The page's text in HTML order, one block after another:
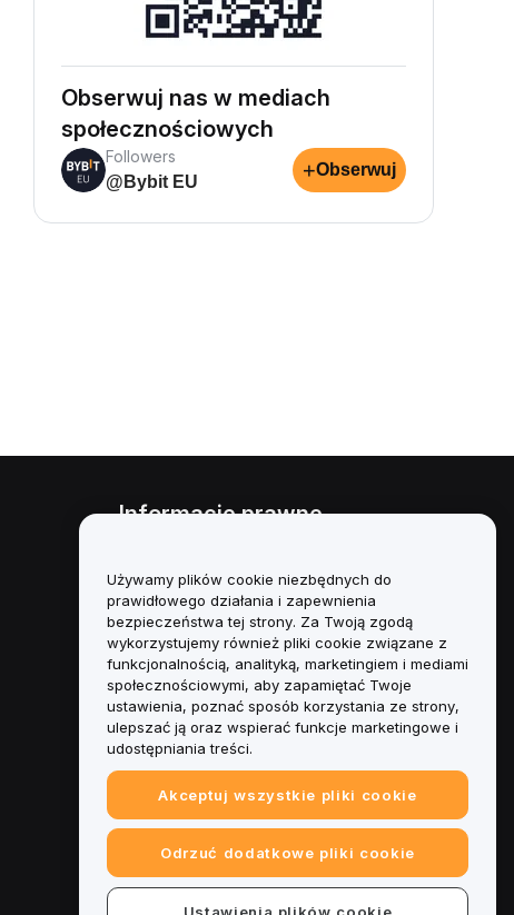
Obserwuj nas w mediach
społecznościowych
Followers
@Bybit EU
+Obserwuj
Informacje prawne
interesów
Podsumowanie polityki
powiernictwa i zarządzania
Informacje ESG
Biuletyny informacyjne
kryptoaktywów
Używamy plików cookie niezbędnych do
prawidłowego działania i zapewnienia
bezpieczeństwa tej strony. Za Twoją zgodą
wykorzystujemy również pliki cookie związane z
funkcjonalnością, analityką, marketingiem i mediami
społecznościowymi, aby zapamiętać Twoje
ustawienia, poznać sposób korzystania ze strony,
ulepszać ją oraz wspierać funkcje marketingowe i
udostępniania treści.
Akceptuj wszystkie pliki cookie
Odrzuć dodatkowe pliki cookie
Ustawienia plików cookie